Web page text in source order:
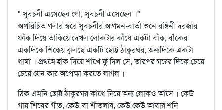
" সুবচনী এসেছেন গো, সুবচনী এসেছেন ।"
অপরিচিত গলার স্বরে সুবচনীর আগমন-বার্তা শুনে রঙ্গিনী দরজার
ফাঁক দিয়ে তাকিয়ে দেখল লোকটার কাঁধে একটা বাঁক, বাঁকের
একদিকে শিকেয় ঝুলছে একটি ছোট্ট ঠাকুরঘর, অন্যদিকে একটা
ধামা । প্রথমে হাঁক দিয়ে শাঁখে ফুঁ দিল সে, তারপর ঘরের দিকে চেয়ে
চেয়ে যেন কার অপেক্ষা করতে লাগল ।
ঠিক এমনি ছোট্ট ঠাকুরঘর কাঁধে নিয়ে অন্য লোকও আসে । কেউ
গায় শিবের গীত, কেউ-বা শীতলার, কেউ কেউ আবার শনি